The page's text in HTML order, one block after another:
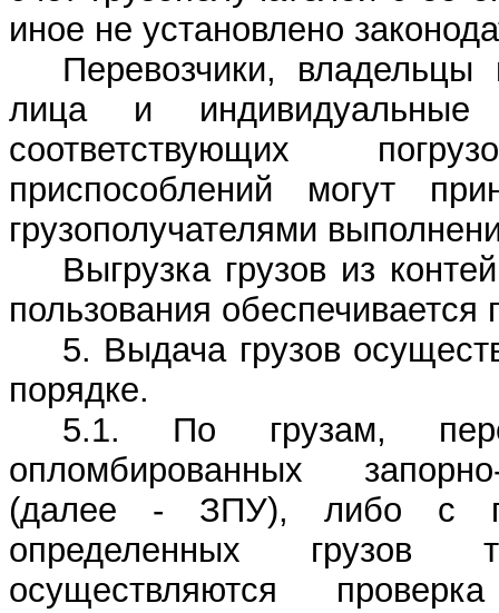
иное не установлено
Перевозчики,
лица и индивидуальные
соответствующих
приспособлений могут
грузополучателями
Выгрузка грузов из
пользования обеспечивается
5. Выдача грузов
порядке.
5.1. По грузам,
опломбированных
(далее - ЗПУ), либо с
определенных грузов
осуществляются